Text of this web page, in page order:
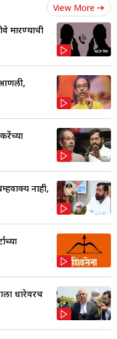
View More
मारण्याची
नाही,
धारेवरच